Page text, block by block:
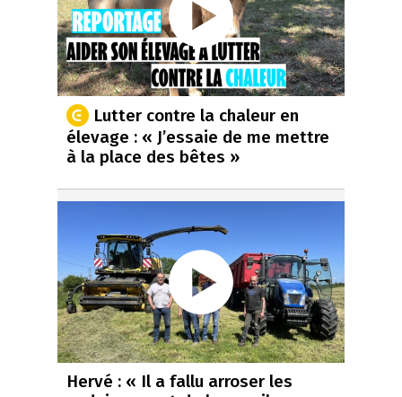
Lutter contre la chaleur en
élevage : « J’essaie de me mettre
à la place des bêtes »
Hervé : « Il a fallu arroser les